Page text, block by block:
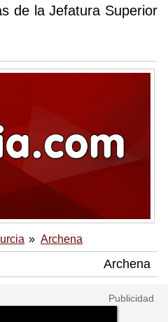
de la Jefatura Superior
Archena
Archena